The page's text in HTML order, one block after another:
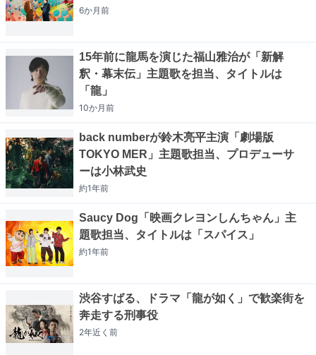
6か月前
15年前に龍馬を演じた福山雅治が「新解
釈・幕末伝」主題歌を担当、タイトルは
「龍」
10か月前
back numberが鈴木亮平主演「劇場版
TOKYO MER」主題歌担当、プロデューサ
ーは小林武史
約1年前
Saucy Dog「映画クレヨンしんちゃん」主
題歌担当、タイトルは「スパイス」
約1年前
渋谷すばる、ドラマ「龍が如く」で歓楽街を
奔走する刑事役
2年近く 前